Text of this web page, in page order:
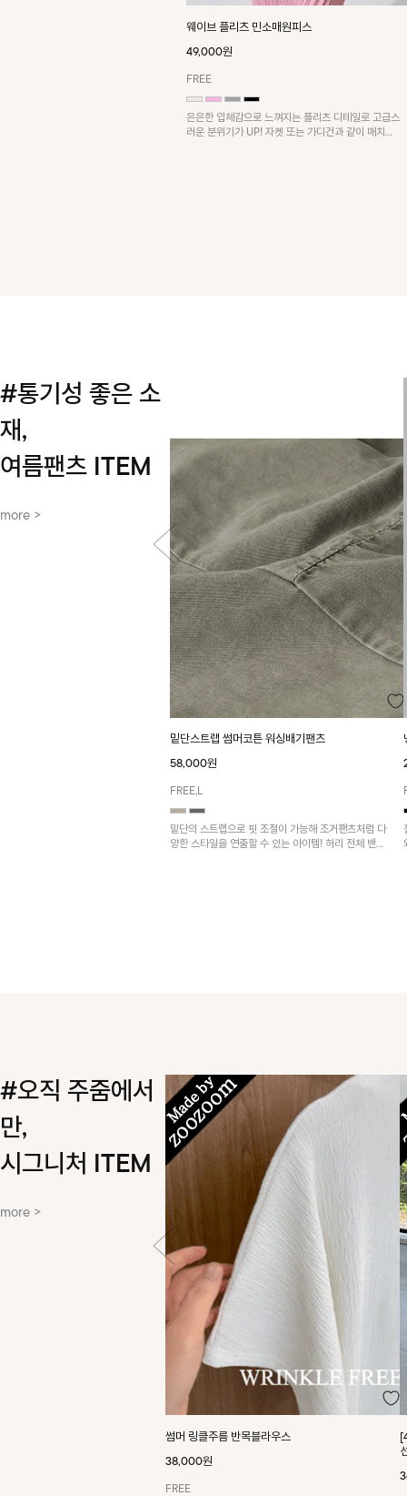
웨이브 플리츠 민소매원피스
49,000원
FREE
은은한 입체감으로 느껴지는 플리츠 디테일로 고급스
러운 분위기가 UP! 자켓 또는 가디건과 같이 매치해
#통기성 좋은 소
재,
여름팬츠 ITEM
more >
밑단스트랩 썸머코튼 워싱배기팬츠
58,000원
FREE,L
밑단의 스트랩으로 핏 조절이 가능해 조거팬츠처럼 다
양한 스타일을 연출할 수 있는 아이템! 허리 전체 밴딩
#오직 주줌에서
만,
시그니처 ITEM
more >
썸머 링클주름 반목블라우스
38,000원
FREE